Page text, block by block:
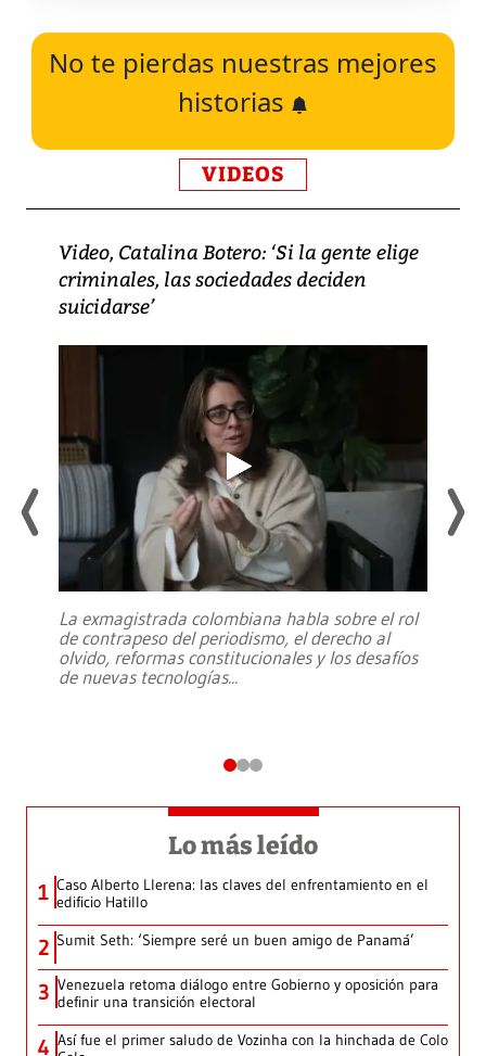
No te pierdas nuestras mejores
historias
VIDEOS
Video, Catalina Botero: ‘Si la gente elige
criminales, las sociedades deciden
suicidarse’
La exmagistrada colombiana habla sobre el rol
de contrapeso del periodismo, el derecho al
olvido, reformas constitucionales y los desafíos
de nuevas tecnologías...
Lo más leído
1 Caso Alberto Llerena: las claves del enfrentamiento en el
edificio Hatillo
2 Sumit Seth: ‘Siempre seré un buen amigo de Panamá’
3 Venezuela retoma diálogo entre Gobierno y oposición para
definir una transición electoral
4 Así fue el primer saludo de Vozinha con la hinchada de Colo